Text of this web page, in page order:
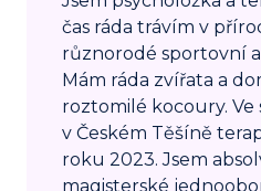
čas ráda trávím v
různorodé sportovní
Mám ráda zvířata a
roztomilé kocoury. Ve
v Českém Těšíně
roku 2023. Jsem
magisterské